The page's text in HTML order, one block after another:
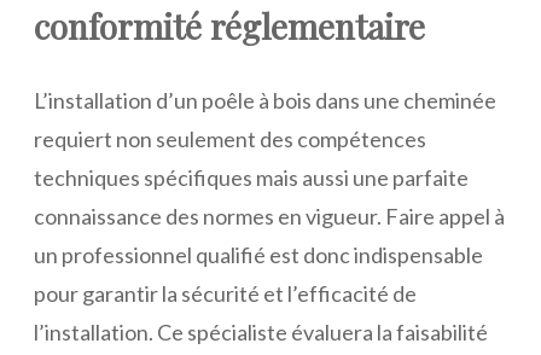
conformité réglementaire
L’installation d’un poêle à bois dans une cheminée
requiert non seulement des compétences
techniques spécifiques mais aussi une parfaite
connaissance des normes en vigueur. Faire appel à
un professionnel qualifié est donc indispensable
pour garantir la sécurité et l’efficacité de
l’installation. Ce spécialiste évaluera la faisabilité